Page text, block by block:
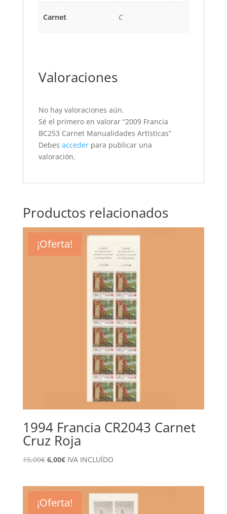
Carnet C
Valoraciones
No hay valoraciones aún.
Sé el primero en valorar “2009 Francia
BC253 Carnet Manualidades Artísticas”
Debes accederpara publicar una
valoración.
Productos relacionados
¡Oferta!
1994 Francia CR2043 Carnet
Cruz Roja
15,00€ El
15,00€.
6,00€El
6,00€.
IVA INCLUÍDO
¡Oferta!